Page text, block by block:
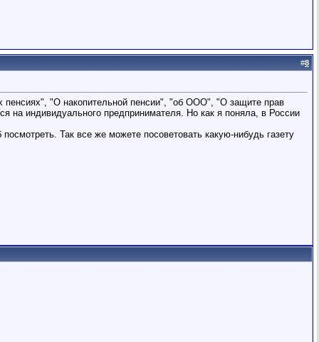
#8
"О накопительной пенсии", "об ООО", "О защите прав
на индивидуального предпринимателя. Но как я поняла, в России
Так все же можете посоветовать какую-нибудь газету